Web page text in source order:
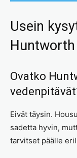
Usein
Huntworth
Ovatko
Eivät täysin.
sadetta hyvin,
tarvitset päälle